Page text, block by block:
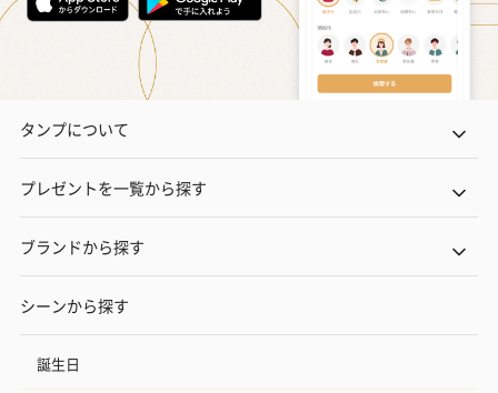
タンプについて
プレゼントを一覧から探す
ブランドから探す
シーンから探す
誕生日